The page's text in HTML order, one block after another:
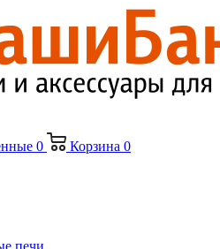
0 Корзина 0
печи